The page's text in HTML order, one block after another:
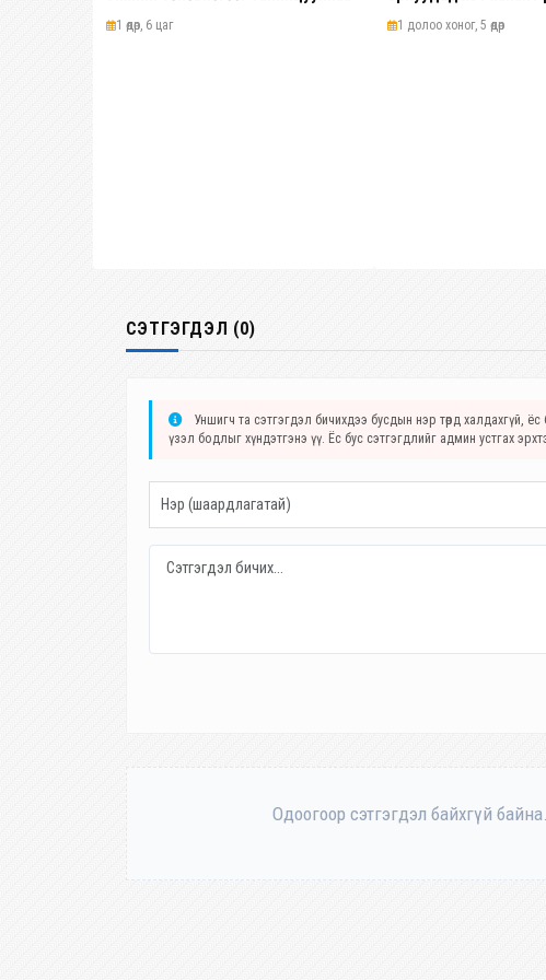
1 өдөр, 6 цаг
байна
1 долоо хоног, 5 өдөр
СЭТГЭГДЭЛ (0)
Уншигч та сэтгэгдэл бичихдээ бусдын нэр төрд халдахгүй,
үзэл бодлыг хүндэтгэнэ үү. Ёс бус сэтгэгдлийг админ устгах
Одоогоор сэтгэгдэл байхгүй